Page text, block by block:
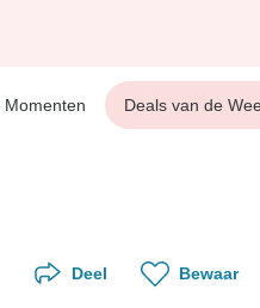
Momenten Deals van de
Deel Bewaar